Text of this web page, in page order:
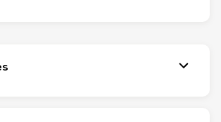
você sente a cada gole; peça já e
favorito. Verifique a embalagem